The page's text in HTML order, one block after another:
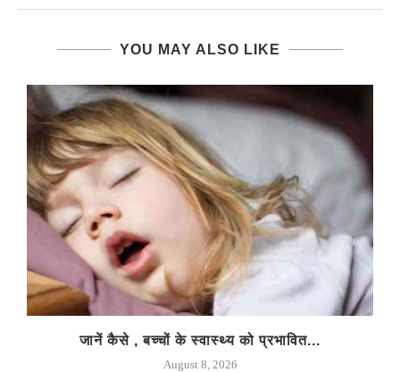
YOU MAY ALSO LIKE
जानें कैसे , बच्चों के स्वास्थ्य को प्रभावित...
August 8, 2026